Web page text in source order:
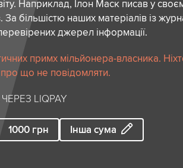
Наприклад, Ілон Маск писав у
За більшістю наших матеріалів із
джерел інформації.
примх мільйонера-власника.
що не повідомляти.
LIQPAY
1000 грн Інша сума